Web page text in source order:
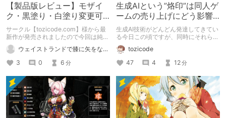
【製品版レビュー】モザイ
ク・黒塗り・白塗り変更可
能なローグライトぷに萌え
RPG【カナデエスケイプ
～】
サークル【tozicode.com】様から最
新作が発売されましたので今回は純粋
にレビュー。
ウェイストランドで膝に矢をな…
3
0 6 分
生成AIという”烙印”は同人ゲ
ームの売り上げにどう影響
するのか？
生成AI技術がどんどん発達してきてい
る今日この頃ですが、同時にそれらに
対する風当たりが強い状況というのも
依然続いています。そんな現状におい
て、我々ゲーム制作者が採るべきスタ
ンスはなんなのかを、DLsiteにおける
実際の売り上げから探っていきます。
tozicode
47
4 12分